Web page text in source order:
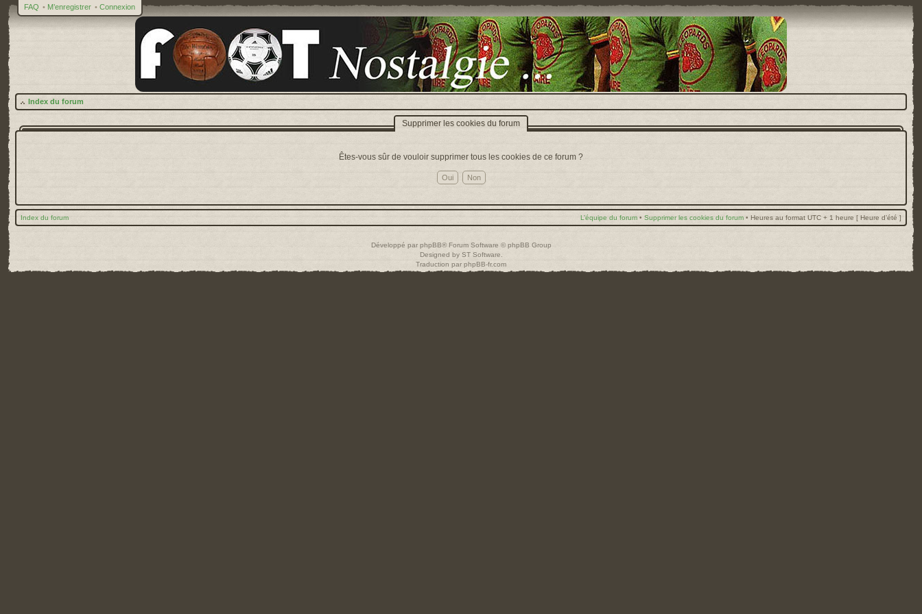
FAQ • M’enregistrer • Connexion
Index du forum
Supprimer les cookies du forum
Êtes-vous sûr de vouloir supprimer tous les cookies de ce forum ?
Index du forum L’équipe du forum • Supprimer les cookies du forum • Heures au format UTC + 1 heure [ Heure d’été ]
Développé par phpBB® Forum Software © phpBB Group
Designed by ST Software
Traduction par phpBB-fr.com